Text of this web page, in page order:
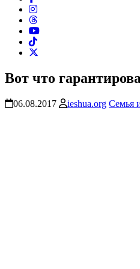
Вот что
06.08.2017 ieshua.org Семья